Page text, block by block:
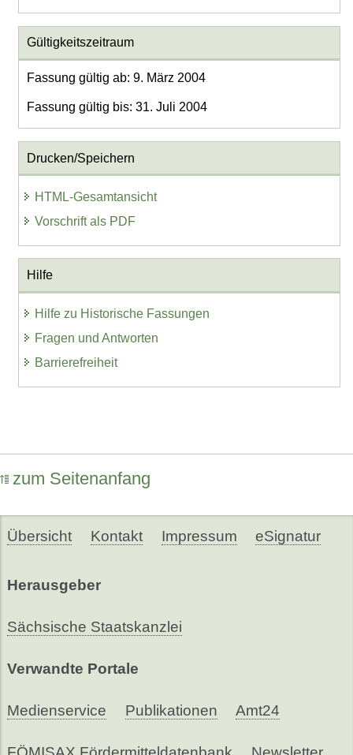
Gültigkeitszeitraum
Fassung gültig ab: 9. März 2004
Fassung gültig bis: 31. Juli 2004
Drucken/Speichern
HTML-Gesamtansicht
Vorschrift als PDF
Hilfe
Hilfe zu Historische Fassungen
Fragen und Antworten
Barrierefreiheit
zum Seitenanfang
Übersicht Kontakt Impressum eSignatur
Herausgeber
Sächsische Staatskanzlei
Verwandte Portale
Medienservice Publikationen Amt24